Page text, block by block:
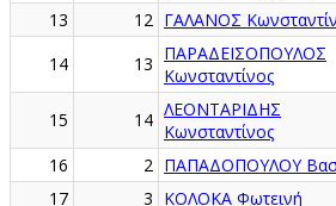
13
12 ΓΑΛΑΝΟΣ
14
13 ΠΑΡΑΔΕΙΣΟΠΟΥΛΟΣ
Κωνσταντίνος
15 14 ΛΕΟΝΤΑΡΙΔΗΣ
Κωνσταντίνος
16
2 ΠΑΠΑΔΟΠΟΥΛΟΥ
17
3 ΚΟΛΟΚΑ Φωτεινή